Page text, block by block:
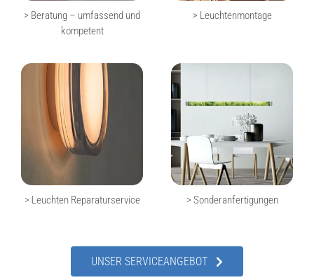
> Beratung – umfassend und
kompetent
> Leuchtenmontage
> Leuchten Reparaturservice > Sonderanfertigungen
UNSER SERVICEANGEBOT